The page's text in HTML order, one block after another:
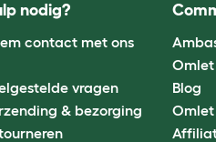
nodig?
contact met ons
vragen
& bezorging
Blog